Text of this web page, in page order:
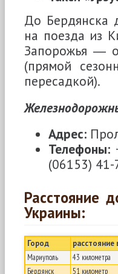
До Бердянска
на поезда из
Запорожья ―
(прямой
пересадкой).
Адрес:
Телефоны:
(06153)
Расстояние
Украины:
Город расстояние
Мариуполь
43 километра
Бердянск
51 километр